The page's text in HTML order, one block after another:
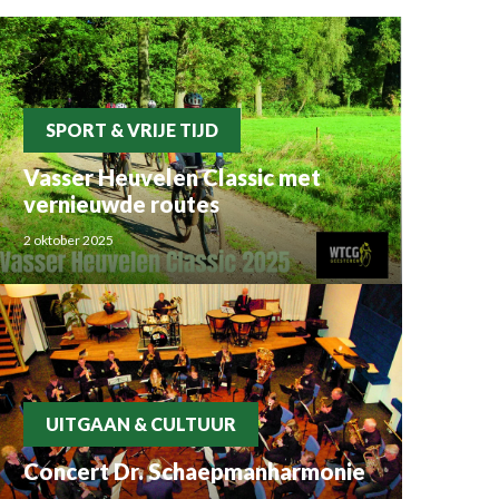
SPORT & VRIJE TIJD
Vasser Heuvelen Classic met
vernieuwde routes
2 oktober 2025
UITGAAN & CULTUUR
Concert Dr. Schaepmanharmonie